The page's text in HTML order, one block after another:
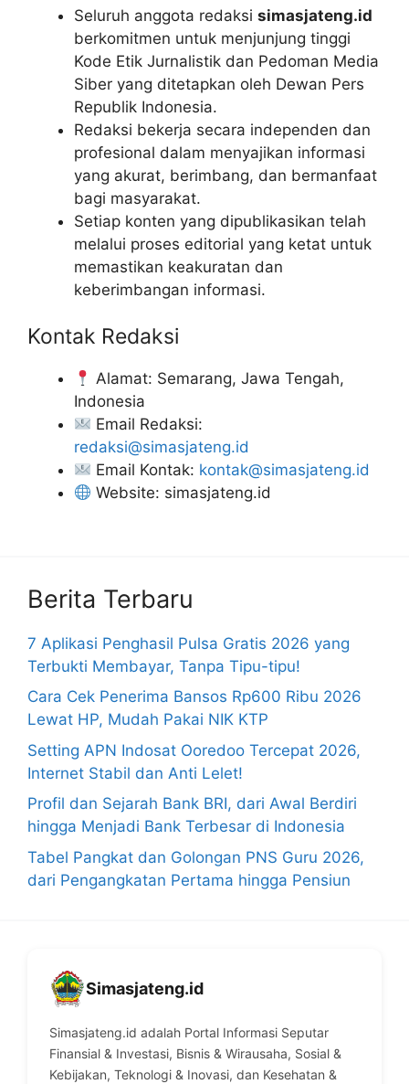
Seluruh anggota redaksi simasjateng.id
berkomitmen untuk menjunjung tinggi
Kode Etik Jurnalistik dan Pedoman Media
Siber yang ditetapkan oleh Dewan Pers
Republik Indonesia.
Redaksi bekerja secara independen dan
profesional dalam menyajikan informasi
yang akurat, berimbang, dan bermanfaat
bagi masyarakat.
Setiap konten yang dipublikasikan telah
melalui proses editorial yang ketat untuk
memastikan keakuratan dan
keberimbangan informasi.
Kontak Redaksi
Alamat: Semarang, Jawa Tengah,
Indonesia
Email Redaksi:
redaksi@simasjateng.id
Email Kontak: kontak@simasjateng.id
Website: simasjateng.id
Berita Terbaru
7 Aplikasi Penghasil Pulsa Gratis 2026 yang
Terbukti Membayar, Tanpa Tipu-tipu!
Cara Cek Penerima Bansos Rp600 Ribu 2026
Lewat HP, Mudah Pakai NIK KTP
Setting APN Indosat Ooredoo Tercepat 2026,
Internet Stabil dan Anti Lelet!
Profil dan Sejarah Bank BRI, dari Awal Berdiri
hingga Menjadi Bank Terbesar di Indonesia
Tabel Pangkat dan Golongan PNS Guru 2026,
dari Pengangkatan Pertama hingga Pensiun
Simasjateng.id
Simasjateng.id adalah Portal Informasi Seputar
Finansial & Investasi, Bisnis & Wirausaha, Sosial &
Kebijakan, Teknologi & Inovasi, dan Kesehatan &